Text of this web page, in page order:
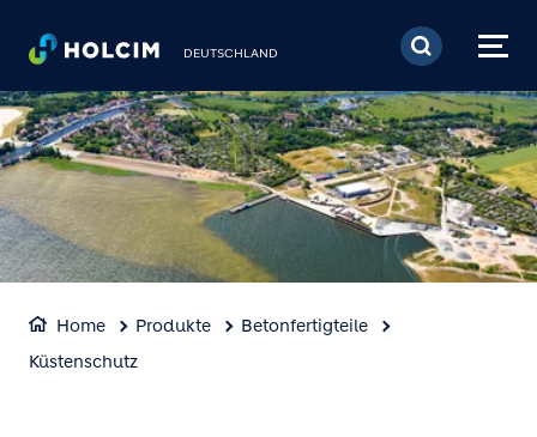
Direkt zum Inhalt
DEUTSCHLAND
Home Produkte
Betonfertigteile
Küstenschutz